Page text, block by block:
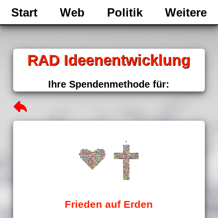
Start Web Politik Weitere
RAD Ideenentwicklung
Ihre Spendenmethode für:
Frieden auf Erden